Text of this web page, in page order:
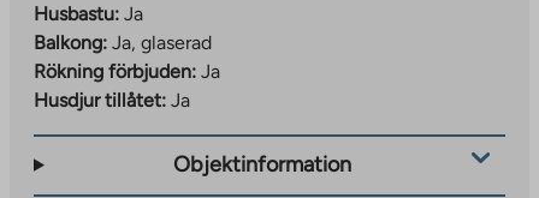
Husbastu: Ja
Balkong: Ja, glaserad
Rökning förbjuden: Ja
Husdjur tillåtet: Ja
Objektinformation